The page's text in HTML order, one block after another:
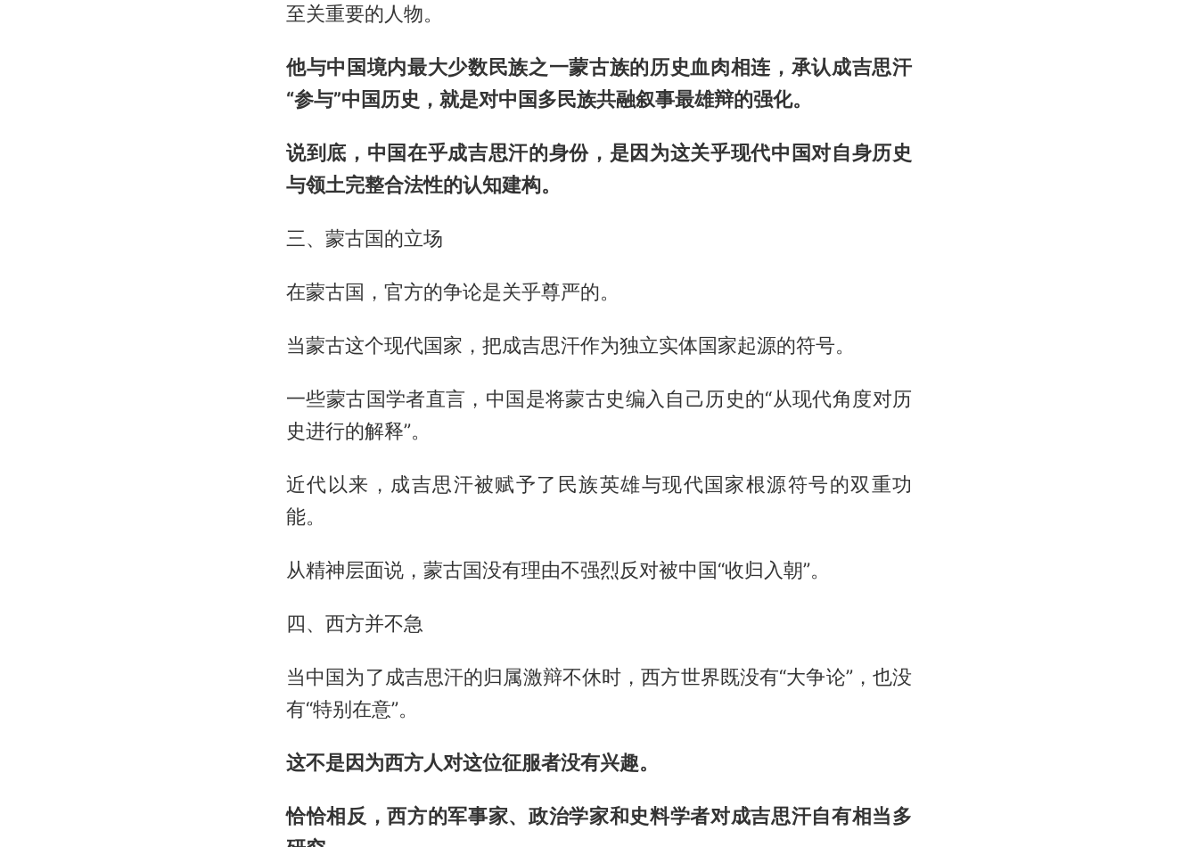
至关重要的人物。
他与中国境内最大少数民族之一蒙古族的历史血肉相连，承认成吉思汗
“参与”中国历史，就是对中国多民族共融叙事最雄辩的强化。
说到底，中国在乎成吉思汗的身份，是因为这关乎现代中国对自身历史
与领土完整合法性的认知建构。
三、蒙古国的立场
在蒙古国，官方的争论是关乎尊严的。
当蒙古这个现代国家，把成吉思汗作为独立实体国家起源的符号。
一些蒙古国学者直言，中国是将蒙古史编入自己历史的“从现代角度对历
史进行的解释”。
近代以来，成吉思汗被赋予了民族英雄与现代国家根源符号的双重功
能。
从精神层面说，蒙古国没有理由不强烈反对被中国“收归入朝”。
四、西方并不急
当中国为了成吉思汗的归属激辩不休时，西方世界既没有“大争论”，也没
有“特别在意”。
这不是因为西方人对这位征服者没有兴趣。
恰恰相反，西方的军事家、政治学家和史料学者对成吉思汗自有相当多